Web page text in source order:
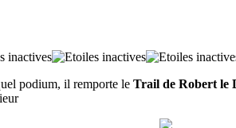
podium, il remporte le Trail de Robert le